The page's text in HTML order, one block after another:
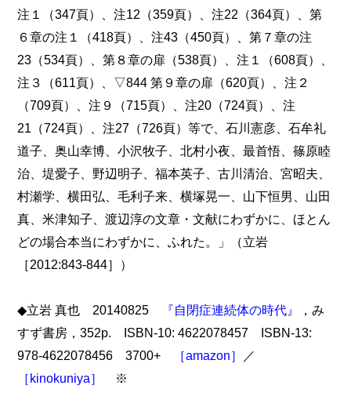
注１（347頁）、注12（359頁）、注22（364頁）、第
６章の注１（418頁）、注43（450頁）、第７章の注
23（534頁）、第８章の扉（538頁）、注１（608頁）、
注３（611頁）、▽844 第９章の扉（620頁）、注２
（709頁）、注９（715頁）、注20（724頁）、注
21（724頁）、注27（726頁）等で、石川憲彦、石牟礼
道子、奥山幸博、小沢牧子、北村小夜、最首悟、篠原睦
治、堤愛子、野辺明子、福本英子、古川清治、宮昭夫、
村瀬学、横田弘、毛利子来、横塚晃一、山下恒男、山田
真、米津知子、渡辺淳の文章・文献にわずかに、ほとん
どの場合本当にわずかに、ふれた。」（立岩
［2012:843-844］）
◆立岩 真也 20140825 『自閉症連続体の時代』
，み
すず書房，352p. ISBN-10: 4622078457 ISBN-13:
978-4622078456 3700+
［amazon］
／
［kinokuniya］
※